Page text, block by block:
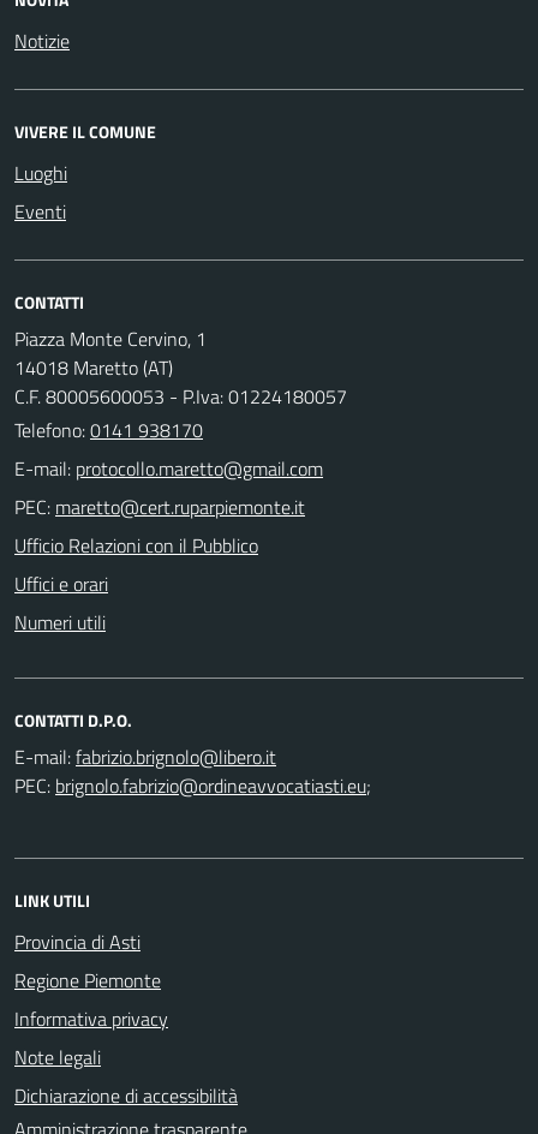
Notizie
VIVERE IL COMUNE
Luoghi
Eventi
CONTATTI
Piazza Monte Cervino, 1
14018 Maretto (AT)
C.F. 80005600053 - P.Iva: 01224180057
Telefono:0141 938170
E-mail:
PEC:
Ufficio Relazioni con il Pubblico
Uffici e orari
Numeri utili
CONTATTI D.P.O.
E-mail:
PEC:
;
LINK UTILI
Provincia di Asti
Regione Piemonte
Informativa privacy
Note legali
Dichiarazione di accessibilità